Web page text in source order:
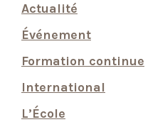
Actualité
Événement
Formation continue
International
L’École